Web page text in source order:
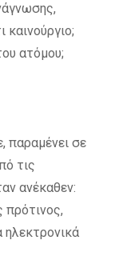
καινούργιο;
ατόμου;
παραμένει σε
τις
ανέκαθεν:
πρότινος,
ηλεκτρονικά